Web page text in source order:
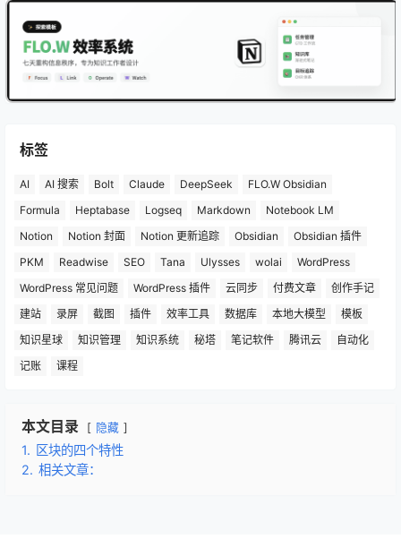
标签
AI AI 搜索 Bolt Claude DeepSeek
FLO.W Obsidian
Formula
Heptabase Logseq Markdown
Notebook LM
Notion
Notion 封面 Notion 更新追踪 Obsidian
Obsidian 插件
PKM
Readwise SEO Tana Ulysses wolai
WordPress
WordPress 常见问题
WordPress 插件 云同步 付费文章
创作手记
建站
录屏 截图 插件 效率工具 数据库 本地大模型
模板
知识星球
知识管理 知识系统 秘塔 笔记软件 腾讯云
自动化
记账
课程
本文目录 隐藏
1. 区块的四个特性
2. 相关文章：